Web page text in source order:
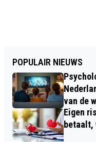
POPULAIR NIEUWS
van de
Eigen
betaalt,